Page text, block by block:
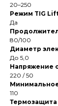
20–250
Режим TIG
Да
80/100
Диаметр
До 5,0
Напряжение
220 / 50
110
Термозащита